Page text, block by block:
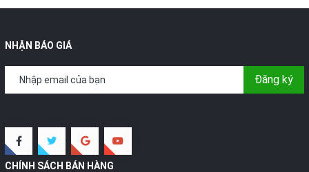
NHẬN BÁO GIÁ
Đăng ký
CHÍNH SÁCH BÁN HÀNG